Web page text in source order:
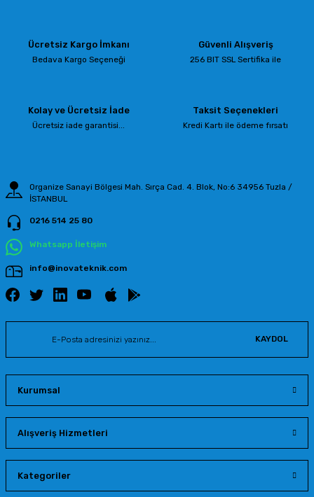
Ürün resmi kalitesiz, bozuk veya görüntülenemiyor.
Ürün fiyatı diğer sitelerden daha pahalı.
Ücretsiz Kargo İmkanı
Bedava Kargo Seçeneği
Güvenli Alışveriş
256 BIT SSL Sertifika ile
Kolay ve Ücretsiz İade
Ücretsiz iade garantisi...
Taksit Seçenekleri
Kredi Kartı ile ödeme fırsatı
Organize Sanayi Bölgesi Mah. Sırça Cad. 4. Blok, No:6 34956 Tuzla /
İSTANBUL
0216 514 25 80
Whatsapp İletişim
info@inovateknik.com
KAYDOL
Kurumsal
Alışveriş Hizmetleri
Kategoriler